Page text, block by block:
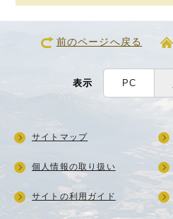
前のページへ戻る
表示 PC
サイトマップ
個人情報の取り扱い
サイトの利用ガイド